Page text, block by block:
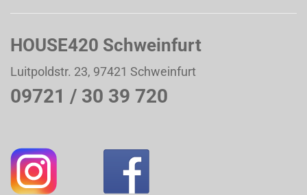
HOUSE420 Schweinfurt
Luitpoldstr. 23, 97421 Schweinfurt
09721 / 30 39 720